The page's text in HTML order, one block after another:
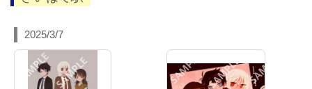
2025/3/7